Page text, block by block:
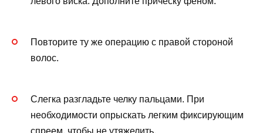
Повторите ту же операцию с правой стороной
волос.
Слегка разгладьте челку пальцами. При
необходимости опрыскать легким фиксирующим
спреем, чтобы не утяжелить.